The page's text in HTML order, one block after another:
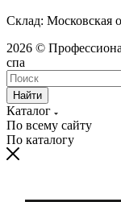
Склад: Московская
2026 ©
спа
Найти
Каталог
По всему сайту
По каталогу